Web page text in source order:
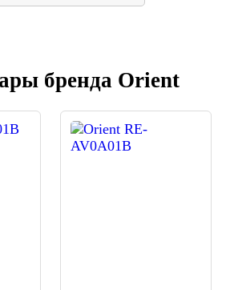
бренда Orient